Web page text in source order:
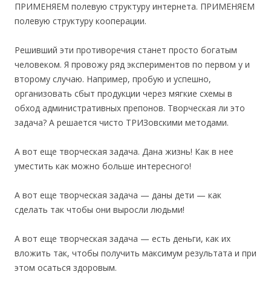
ПРИМЕНЯЕМ полевую структуру интернета. ПРИМЕНЯЕМ
полевую структуру кооперации.
Решивший эти противоречия станет просто богатым
человеком. Я провожу ряд экспериментов по первом у и
второму случаю. Например, пробую и успешно,
организовать сбыт продукции через мягкие схемы в
обход административных препонов. Творческая ли это
задача? А решается чисто ТРИЗовскими методами.
А вот еще творческая задача. Дана жизнь! Как в нее
уместить как можно больше интересного!
А вот еще творческая задача — даны дети — как
сделать так чтобы они выросли людьми!
А вот еще творческая задача — есть деньги, как их
вложить так, чтобы получить максимум результата и при
этом осаться здоровым.